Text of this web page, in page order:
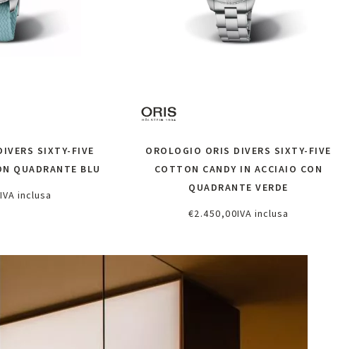
SIXTY-FIVE
QUADRANTE BLU
IVA inclusa
OROLOGIO ORIS DIVERS SIXTY-FIVE
COTTON CANDY IN ACCIAIO CON
QUADRANTE VERDE
€2.450,00IVA inclusa